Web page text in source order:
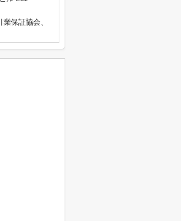
保証協会、